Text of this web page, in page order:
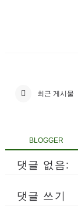
최근 게시물
BLOGGER
댓글 없음:
댓글 쓰기